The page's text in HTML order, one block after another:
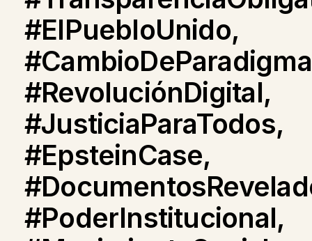
#ElPuebloUnido,
#RevoluciónDigital,
#JusticiaParaTodos,
#EpsteinCase,
#PoderInstitucional,